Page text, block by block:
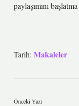
paylaşımını
Tarih: Makaleler
Önceki Yazı